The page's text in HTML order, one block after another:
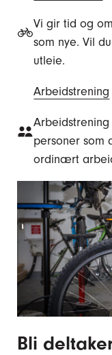
Vi gir tid og
som nye. Vil
utleie.
Arbeidstrening
personer som
ordinært
Bli